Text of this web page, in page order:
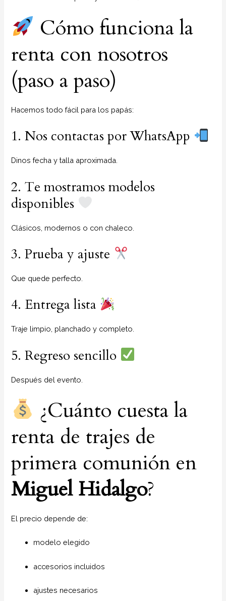
Cómo funciona la
renta con nosotros
(paso a paso)
Hacemos todo fácil para los papás:
1. Nos contactas por WhatsApp
Dinos fecha y talla aproximada.
2. Te mostramos modelos
disponibles
Clásicos, modernos o con chaleco.
3. Prueba y ajuste
Que quede perfecto.
4. Entrega lista
Traje limpio, planchado y completo.
5. Regreso sencillo
Después del evento.
¿Cuánto cuesta la
renta de trajes de
primera comunión en
Miguel Hidalgo?
El precio depende de:
modelo elegido
accesorios incluidos
ajustes necesarios